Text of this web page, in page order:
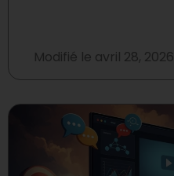
Modifié le avril 28, 2026